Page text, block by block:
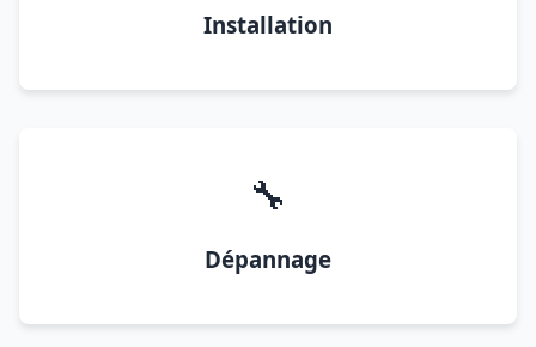
Installation
🔧
Dépannage